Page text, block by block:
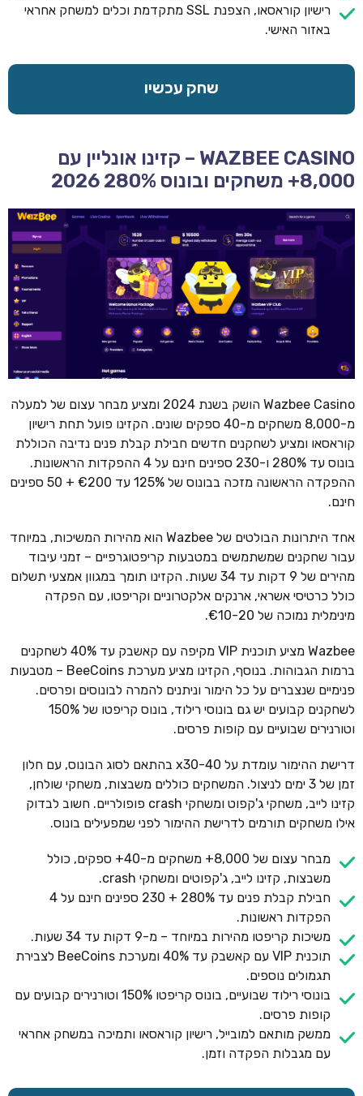
רישיון קוראסאו, הצפנת SSL מתקדמת וכלים למשחק אחראי
באזור האישי.
שחק עכשיו
WAZBEE CASINO – קזינו אונליין עם
8,000+ משחקים ובונוס 280% 2026
Wazbee Casino הושק בשנת 2024 ומציע מבחר עצום של למעלה
מ-8,000 משחקים מ-40 ספקים שונים. הקזינו פועל תחת רישיון
קוראסאו ומציע לשחקנים חדשים חבילת קבלת פנים נדיבה הכוללת
בונוס עד 280% ו-230 ספינים חינם על 4 ההפקדות הראשונות.
ההפקדה הראשונה מזכה בבונוס של 125% עד €200 + 50 ספינים
חינם.
אחד היתרונות הבולטים של Wazbee הוא מהירות המשיכות, במיוחד
עבור שחקנים שמשתמשים במטבעות קריפטוגרפיים – זמני עיבוד
מהירים של 9 דקות עד 34 שעות. הקזינו תומך במגוון אמצעי תשלום
כולל כרטיסי אשראי, ארנקים אלקטרוניים וקריפטו, עם הפקדה
מינימלית נמוכה של €10-20.
Wazbee מציע תוכנית VIP מקיפה עם קאשבק עד 40% לשחקנים
ברמות הגבוהות. בנוסף, הקזינו מציע מערכת BeeCoins – מטבעות
פנימיים שנצברים על כל הימור וניתנים להמרה לבונוסים ופרסים.
לשחקנים קבועים יש גם בונוסי רילוד, בונוס קריפטו של 150%
וטורנירים שבועיים עם קופות פרסים.
דרישת ההימור עומדת על x30-40 בהתאם לסוג הבונוס, עם חלון
זמן של 3 ימים לניצול. המשחקים כוללים משבצות, משחקי שולחן,
קזינו לייב, משחקי ג'קפוט ומשחקי crash פופולריים. חשוב לבדוק
אילו משחקים תורמים לדרישת ההימור לפני שמפעילים בונוס.
מבחר עצום של 8,000+ משחקים מ-40+ ספקים, כולל
משבצות, קזינו לייב, ג'קפוטים ומשחקי crash.
חבילת קבלת פנים עד 280% + 230 ספינים חינם על 4
הפקדות ראשונות.
משיכות קריפטו מהירות במיוחד – מ-9 דקות עד 34 שעות.
תוכנית VIP עם קאשבק עד 40% ומערכת BeeCoins לצבירת
תגמולים נוספים.
בונוסי רילוד שבועיים, בונוס קריפטו 150% וטורנירים קבועים עם
קופות פרסים.
ממשק מותאם למובייל, רישיון קוראסאו ותמיכה במשחק אחראי
עם מגבלות הפקדה וזמן.